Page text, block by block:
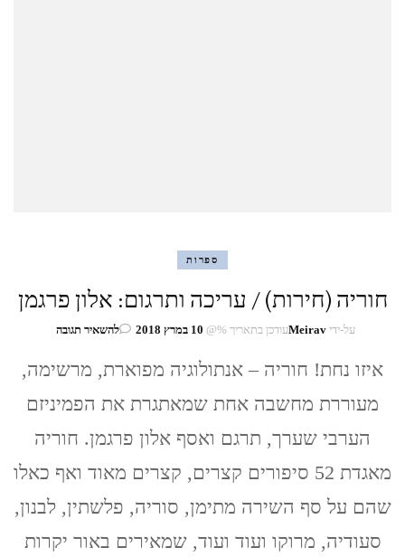
ספרות
חוריה (חירות) / עריכה ותרגום: אלון פרגמן
על-ידיMeiravעודכן בתאריך %@ 10 במרץ 2018 להשאיר תגובהבנושא
(חירות)
עריכה
אלון
איזו נחת! חוריה – אנתולוגיה מפוארת, מרשימה,
מעוררת מחשבה אחת שמאתגרת את הפמיניזם
הערבי שערך, תרגם ואסף אלון פרגמן. חוריה
מאגדת 52 סיפורים קצרים, קצרים מאוד ואף כאלו
שהם על סף השירה מתימן, סוריה, פלשתין, לבנון,
סעודיה, מרוקו ועוד ועוד, שמאירים באור יקרות